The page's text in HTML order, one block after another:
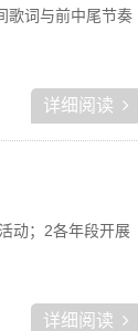
歌词与前中尾节奏
详细阅读
动；2各年段开展
详细阅读